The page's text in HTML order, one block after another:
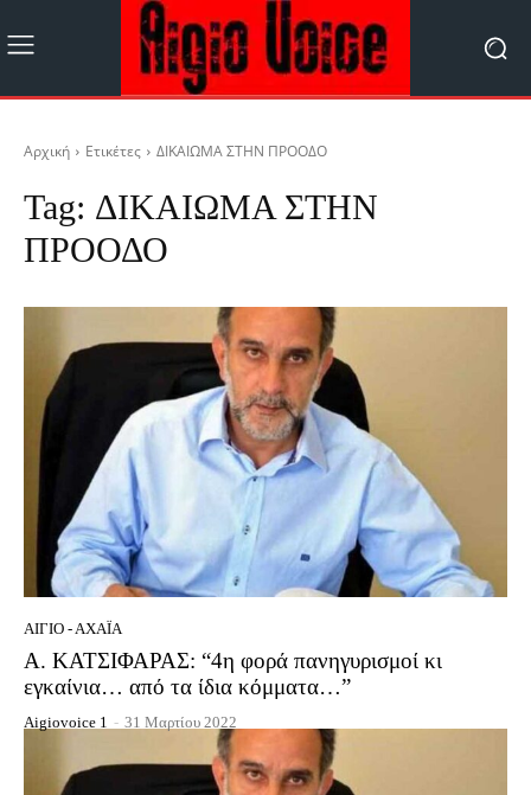
Αρχική Ετικέτες ΔΙΚΑΙΩΜΑ ΣΤΗΝ ΠΡΟΟΔΟ
Tag: ΔΙΚΑΙΩΜΑ ΣΤΗΝ
ΠΡΟΟΔΟ
ΑΊΓΙΟ - ΑΧΑΪ́Α
Α. ΚΑΤΣΙΦΑΡΑΣ: “4η φορά πανηγυρισμοί κι
εγκαίνια… από τα ίδια κόμματα…”
Aigiovoice 1 - 31 Μαρτίου 2022